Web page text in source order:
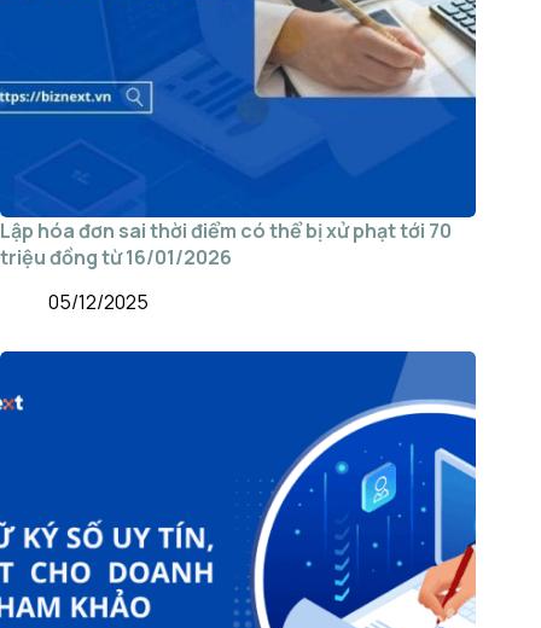
Lập hóa đơn sai thời điểm có thể bị xử phạt tới 70
triệu đồng từ 16/01/2026
05/12/2025